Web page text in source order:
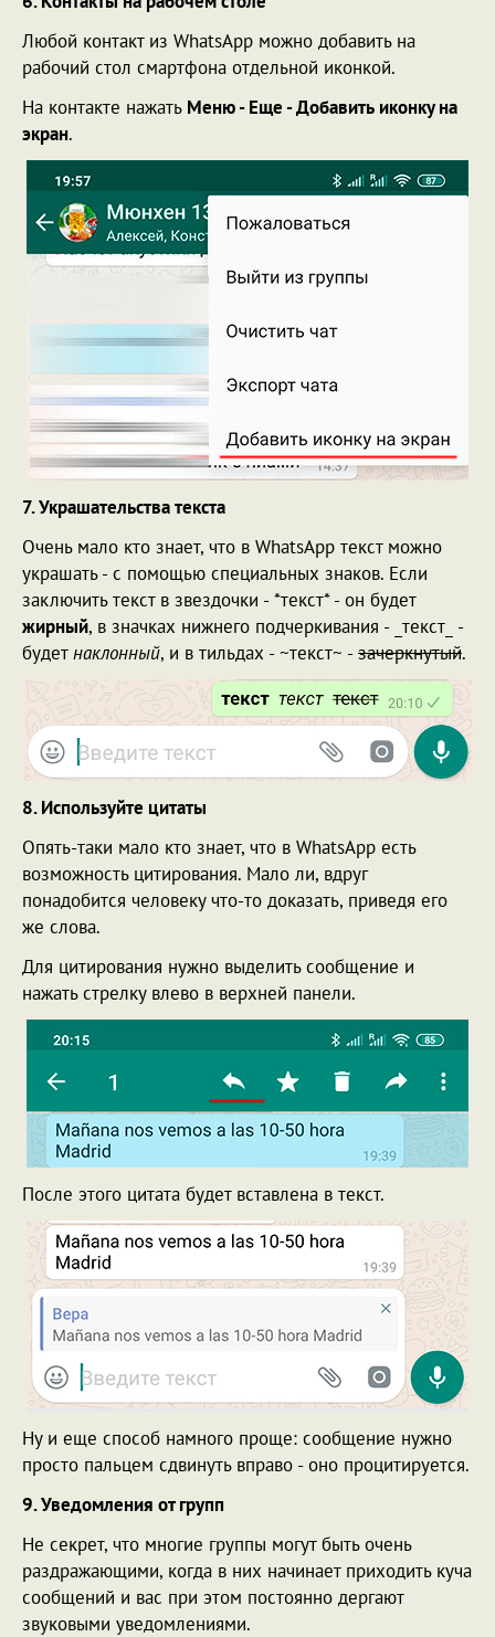
Любой контакт из WhatsApp можно добавить на
рабочий стол смартфона отдельной иконкой.
На контакте нажать Меню - Еще - Добавить иконку на
экран.
7. Украшательства текста
Очень мало кто знает, что в WhatsApp текст можно
украшать - с помощью специальных знаков. Если
заключить текст в звездочки - *текст* - он будет
жирный, в значках нижнего подчеркивания - _текст_ -
будетнаклонный, и в тильдах - ~текст~ -зачеркнутый.
8. Используйте цитаты
Опять-таки мало кто знает, что в WhatsApp есть
возможность цитирования. Мало ли, вдруг
понадобится человеку что-то доказать, приведя его
же слова.
Для цитирования нужно выделить сообщение и
нажать стрелку влево в верхней панели.
После этого цитата будет вставлена в текст.
Ну и еще способ намного проще: сообщение нужно
просто пальцем сдвинуть вправо - оно процитируется.
9. Уведомления от групп
Не секрет, что многие группы могут быть очень
раздражающими, когда в них начинает приходить куча
сообщений и вас при этом постоянно дергают
звуковыми уведомлениями.